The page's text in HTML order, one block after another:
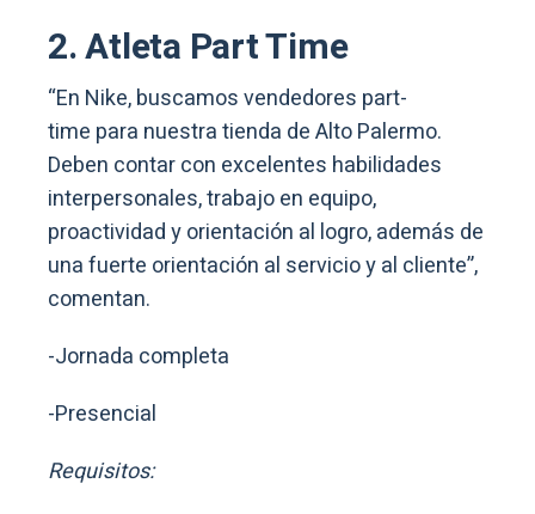
2. Atleta Part Time
“En Nike, buscamos vendedores part-
time para nuestra tienda de Alto Palermo.
Deben contar con excelentes habilidades
interpersonales, trabajo en equipo,
proactividad y orientación al logro, además de
una fuerte orientación al servicio y al cliente”,
comentan.
-Jornada completa
-Presencial
Requisitos: